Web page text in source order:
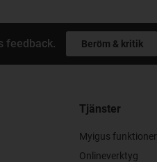
feedback. Beröm & kritik
Tjänster
Myigus funktioner
Onlineverktyg